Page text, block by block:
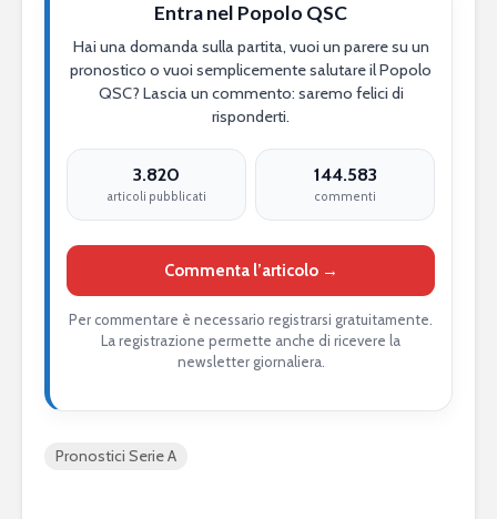
Entra nel Popolo QSC
Hai una domanda sulla partita, vuoi un parere su un
pronostico o vuoi semplicemente salutare il Popolo
QSC? Lascia un commento: saremo felici di
risponderti.
3.820
articoli pubblicati
144.583
commenti
Commenta l’articolo →
Per commentare è necessario registrarsi gratuitamente.
La registrazione permette anche di ricevere la
newsletter giornaliera.
Pronostici Serie A